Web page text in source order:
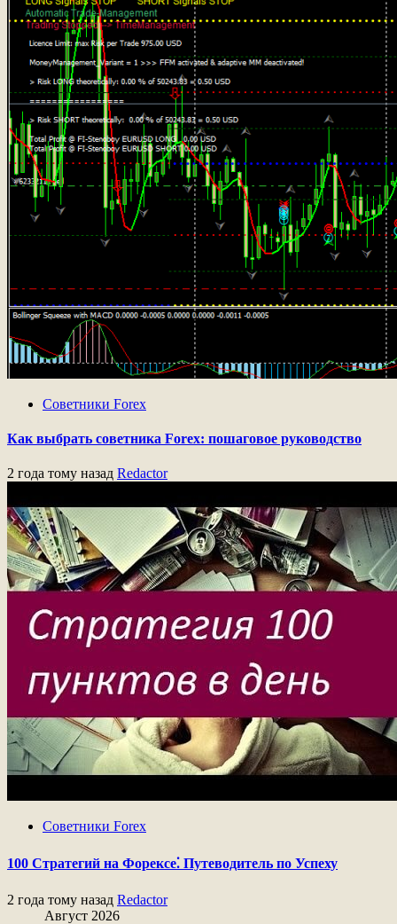
Советники Forex
Как выбрать советника Forex: пошаговое руководство
2 года тому назад Redactor
Советники Forex
100 Стратегий на Форексе⁚ Путеводитель по Успеху
2 года тому назад Redactor
Август 2026